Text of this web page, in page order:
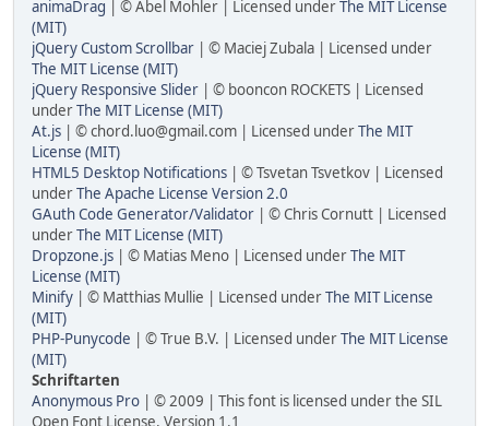
animaDrag | © Abel Mohler | Licensed underThe MIT License
(MIT)
jQuery Custom Scrollbar | © Maciej Zubala | Licensed under
The MIT License (MIT)
jQuery Responsive Slider | © booncon ROCKETS | Licensed
underThe MIT License (MIT)
At.js | © chord.luo@gmail.com | Licensed underThe MIT
License (MIT)
HTML5 Desktop Notifications | © Tsvetan Tsvetkov | Licensed
underThe Apache License Version 2.0
GAuth Code Generator/Validator | © Chris Cornutt | Licensed
underThe MIT License (MIT)
Dropzone.js | © Matias Meno | Licensed underThe MIT
License (MIT)
Minify | © Matthias Mullie | Licensed underThe MIT License
(MIT)
PHP-Punycode | © True B.V. | Licensed underThe MIT License
(MIT)
Schriftarten
Anonymous Pro | © 2009 | This font is licensed under the SIL
Open Font License, Version 1.1